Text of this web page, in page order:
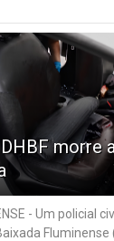
morre
- Um policial
Fluminense